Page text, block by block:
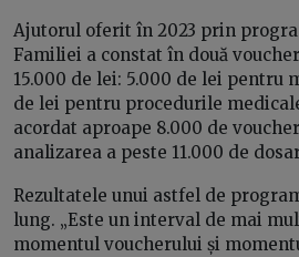
Ajutorul oferit în 2023 prin
Familiei a constat în două
15.000 de lei: 5.000 de lei pentru
de lei pentru procedurile
acordat aproape 8.000 de
analizarea a peste 11.000 de
Rezultatele unui astfel de
lung. „Este un interval de mai
momentul voucherului și